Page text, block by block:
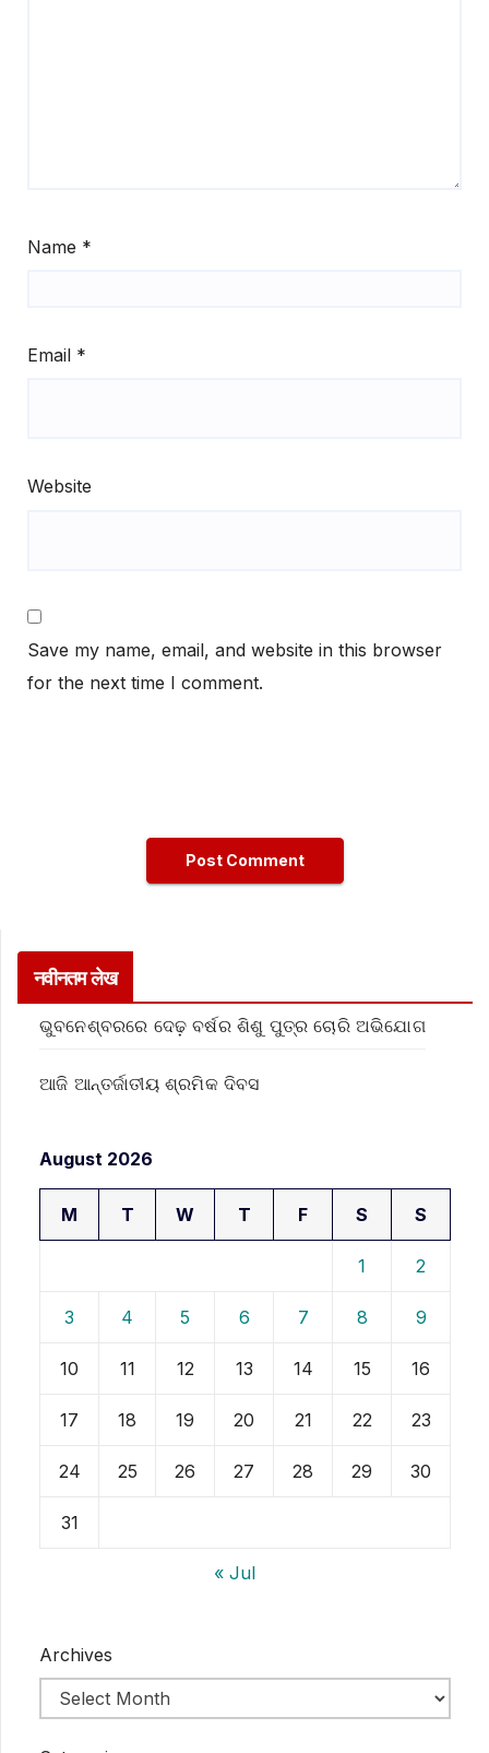
Name *
Email *
Website
Save my name, email, and website in this browser
for the next time I comment.
नवीनतम लेख
ଭୁବନେଶ୍ବରରେ ଦେଢ଼ ବର୍ଷର ଶିଶୁ ପୁତ୍ର ଚୋରି ଅଭିଯୋଗ
ଆଜି ଆନ୍ତର୍ଜାତୀୟ ଶ୍ରମିକ ଦିବସ
August 2026
M T W T F S S
1 2
3 4 5 6 7 8 9
10 11 12 13 14 15 16
17 18 19 20 21 22 23
24 25 26 27 28 29 30
31
« Jul
Archives